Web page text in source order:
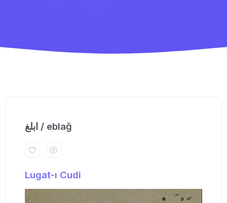
ابلغ / eblağ
Lugat-ı Cudi